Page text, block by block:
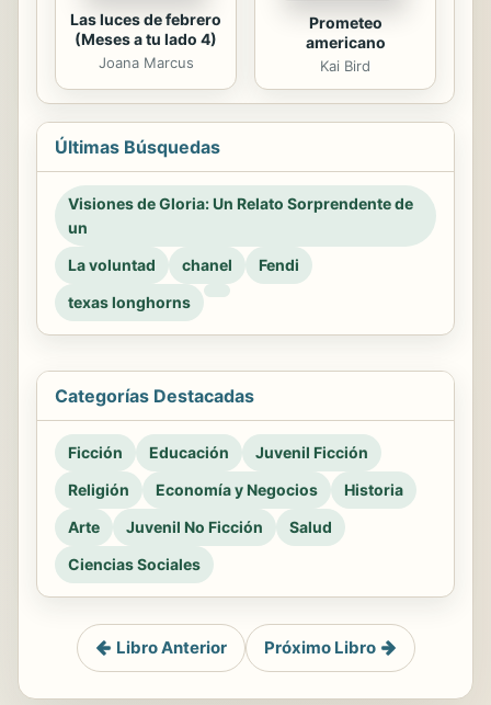
Las luces de febrero
(Meses a tu lado 4)
Joana Marcus
Prometeo
americano
Kai Bird
Últimas Búsquedas
Visiones de Gloria: Un Relato Sorprendente de
un
La voluntad
chanel
Fendi
texas longhorns
Categorías Destacadas
Ficción Educación
Juvenil Ficción
Religión
Economía y Negocios
Historia
Arte
Juvenil No Ficción
Salud
Ciencias Sociales
Libro Anterior Próximo Libro